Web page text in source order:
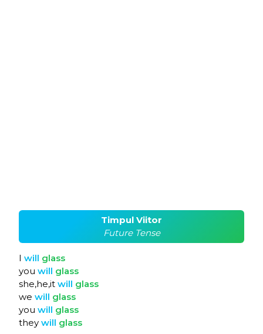
Timpul Viitor
Future Tense
I will glass
you will glass
she,he,it will glass
we will glass
you will glass
they will glass